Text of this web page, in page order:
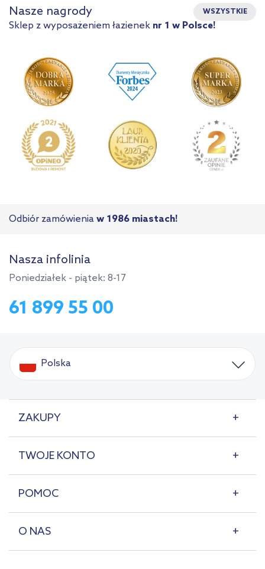
Nasze nagrody WSZYSTKIE
Sklep z wyposażeniem łazienek nr 1 w Polsce!
Odbiór zamówienia w 1986 miastach!
Nasza infolinia
Poniedziałek - piątek: 8-17
61 899 55 00
Polska
ZAKUPY
TWOJE KONTO
POMOC
O NAS